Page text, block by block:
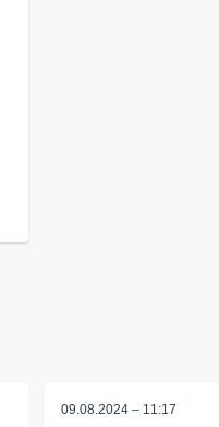
09.08.2024 – 11:17